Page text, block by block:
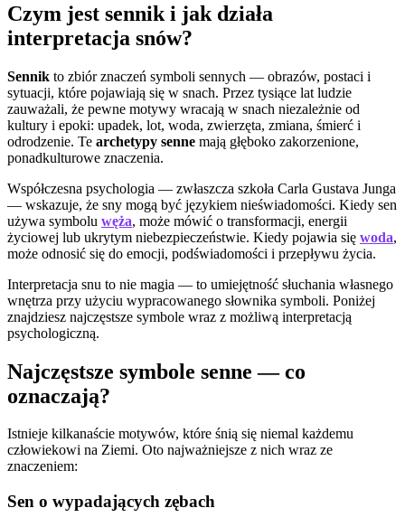
Czym jest sennik i jak działa
interpretacja snów?
Sennik to zbiór znaczeń symboli sennych — obrazów, postaci i
sytuacji, które pojawiają się w snach. Przez tysiące lat ludzie
zauważali, że pewne motywy wracają w snach niezależnie od
kultury i epoki: upadek, lot, woda, zwierzęta, zmiana, śmierć i
odrodzenie. Te archetypy senne mają głęboko zakorzenione,
ponadkulturowe znaczenia.
Współczesna psychologia — zwłaszcza szkoła Carla Gustava Junga
— wskazuje, że sny mogą być językiem nieświadomości. Kiedy sen
używa symbolu węża, może mówić o transformacji, energii
życiowej lub ukrytym niebezpieczeństwie. Kiedy pojawia się woda,
może odnosić się do emocji, podświadomości i przepływu życia.
Interpretacja snu to nie magia — to umiejętność słuchania własnego
wnętrza przy użyciu wypracowanego słownika symboli. Poniżej
znajdziesz najczęstsze symbole wraz z możliwą interpretacją
psychologiczną.
Najczęstsze symbole senne — co
oznaczają?
Istnieje kilkanaście motywów, które śnią się niemal każdemu
człowiekowi na Ziemi. Oto najważniejsze z nich wraz ze
znaczeniem:
Sen o wypadających zębach